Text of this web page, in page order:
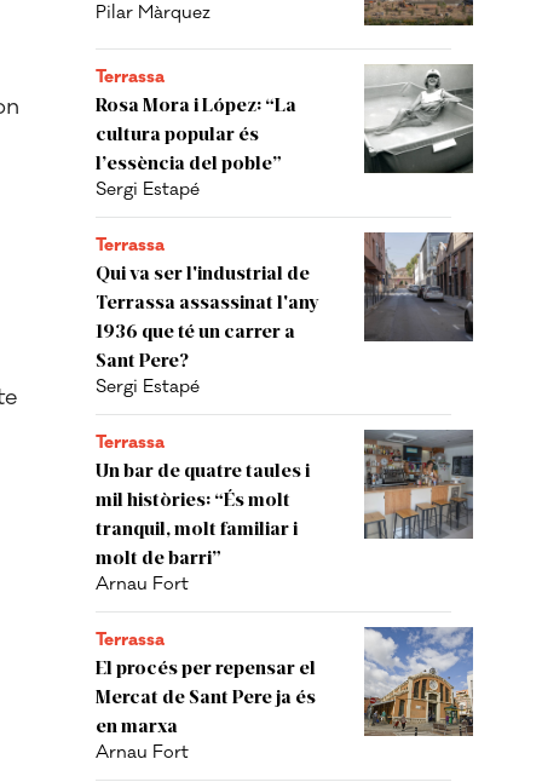
Pilar Màrquez
Terrassa
Rosa Mora i López: “La
cultura popular és
l’essència del poble”
Sergi Estapé
Terrassa
Qui va ser l'industrial de
Terrassa assassinat l'any
1936 que té un carrer a
Sant Pere?
Sergi Estapé
Terrassa
Un bar de quatre taules i
mil històries: “És molt
tranquil, molt familiar i
molt de barri”
Arnau Fort
Terrassa
El procés per repensar el
Mercat de Sant Pere ja és
en marxa
Arnau Fort